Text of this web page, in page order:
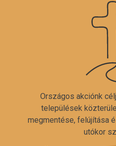
Országos akciónk
települések
megmentése, felújítása
utókor